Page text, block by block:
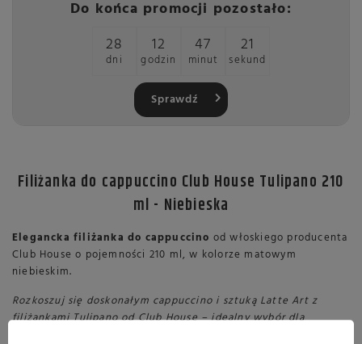
Do końca promocji pozostało:
28
dni
12
godzin
47
minut
20
sekund
Sprawdź
Filiżanka do cappuccino Club House Tulipano 210
ml - Niebieska
Elegancka filiżanka do cappuccino od włoskiego producenta
Club House o pojemności 210 ml, w kolorze matowym
niebieskim.
Rozkoszuj się doskonałym cappuccino i sztuką Latte Art z
filiżankami Tulipano od Club House – idealny wybór dla